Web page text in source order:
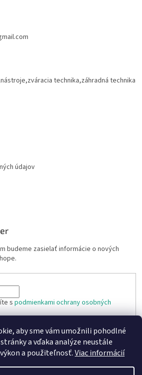
aby sme vám umožnili pohodlné
a vďaka analýze neustále
a použiteľnosť.Viac informácií
technika,záhradná technika
údajov
budeme zasielať informácie o nových
s podmienkami ochrany osobných